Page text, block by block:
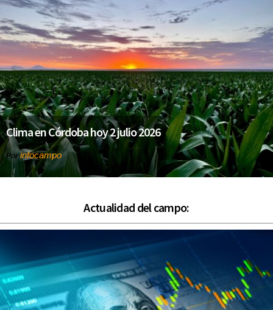
Clima en Córdoba hoy 2 julio 2026
Por infocampo
Actualidad del campo: